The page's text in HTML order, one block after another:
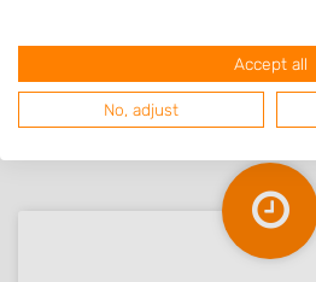
Accept all
No, adjust